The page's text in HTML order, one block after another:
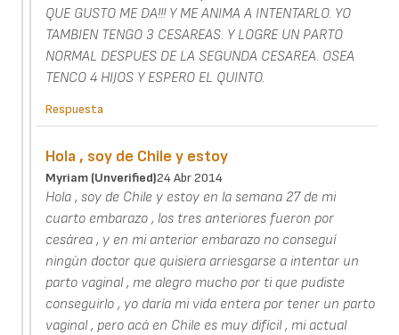
QUE GUSTO ME DA!!! Y ME ANIMA A INTENTARLO. YO
TAMBIEN TENGO 3 CESAREAS. Y LOGRE UN PARTO
NORMAL DESPUES DE LA SEGUNDA CESAREA. OSEA
TENCO 4 HIJOS Y ESPERO EL QUINTO.
Respuesta
Hola , soy de Chile y estoy
Myriam (unverified)24 Abr 2014
Hola , soy de Chile y estoy en la semana 27 de mi
cuarto embarazo , los tres anteriores fueron por
cesárea , y en mi anterior embarazo no conseguí
ningún doctor que quisiera arriesgarse a intentar un
parto vaginal , me alegro mucho por ti que pudiste
conseguirlo , yo daría mi vida entera por tener un parto
vaginal , pero acá en Chile es muy difícil , mi actual